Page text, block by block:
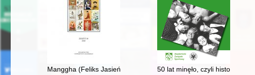
Manggha (Feliks Jasieński)" : o mało znanym filmie Wytwórni
50 lat minęło, czyli historia